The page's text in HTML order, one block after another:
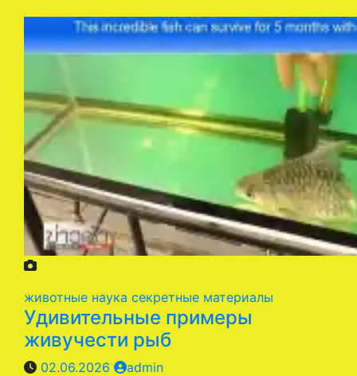
животные наука секретные материалы
Удивительные примеры
живучести рыб
02.06.2026
admin